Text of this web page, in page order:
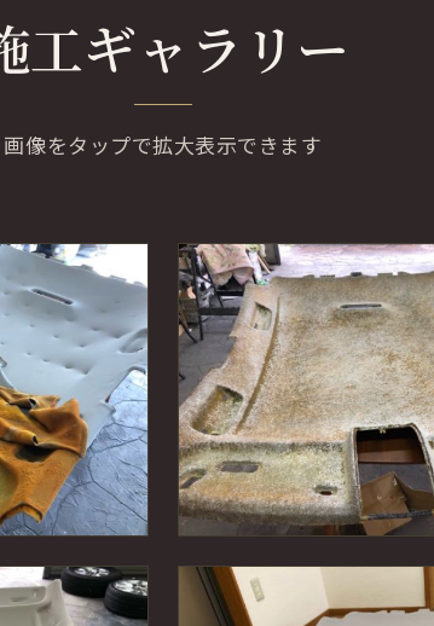
工ギャラリー
画像をタップで拡大表示できます